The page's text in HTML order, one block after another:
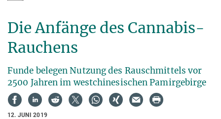
Die Anfänge des Cannabis-
Rauchens
Funde belegen Nutzung des Rauschmittels vor
2500 Jahren im westchinesischen Pamirgebirge
12. JUNI 2019